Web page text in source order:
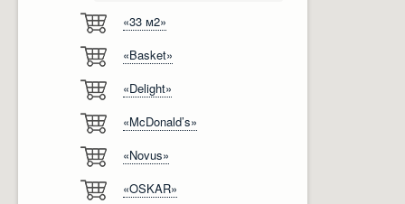
Ліцензії, сертифікати, дипломи
Автоматизація
Модернізація
«33 м2»
«Basket»
«Delight»
«McDonald’s»
«Novus»
«OSKAR»